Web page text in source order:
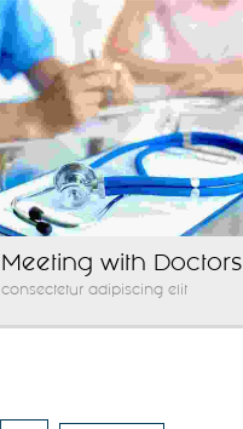
Meeting with Doctors
consectetur adipiscing elit